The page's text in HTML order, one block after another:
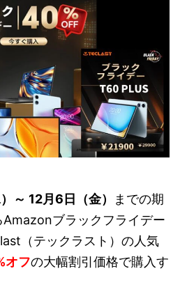
～ 12月6日（金）
までの期
ブラックフライデー
（テックラスト）の人気
オフの大幅割引価格で購入す